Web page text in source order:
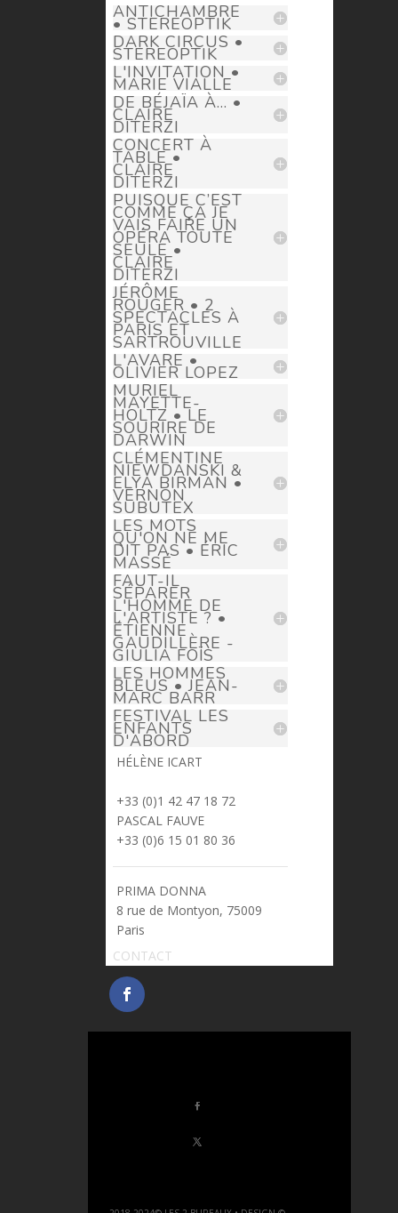
ANTICHAMBRE
• STEREOPTIK
DARK CIRCUS •
STEREOPTIK
L'INVITATION •
MARIE VIALLE
DE BÉJAÏA À... •
CLAIRE
DITERZI
CONCERT À
TABLE •
CLAIRE
DITERZI
PUISQUE C’EST
COMME ÇA JE
VAIS FAIRE UN
OPÉRA TOUTE
SEULE •
CLAIRE
DITERZI
JÉRÔME
ROUGER • 2
SPECTACLES À
PARIS ET
SARTROUVILLE
L'AVARE •
OLIVIER LOPEZ
MURIEL
MAYETTE-
HOLTZ • LE
SOURIRE DE
DARWIN
CLÉMENTINE
NIEWDANSKI &
ELYA BIRMAN •
VERNON
SUBUTEX
LES MOTS
QU'ON NE ME
DIT PAS • ÉRIC
MASSÉ
FAUT-IL
SÉPARER
L'HOMME DE
L'ARTISTE ? •
ÉTIENNE
GAUDILLÈRE -
GIULIA FOÏS
LES HOMMES
BLEUS • JEAN-
MARC BARR
FESTIVAL LES
ENFANTS
D'ABORD
HÉLÈNE ICART
> helene.icart@prima-donna.fr
+33 (0)1 42 47 18 72
PASCAL FAUVE
> pascal.fauve@prima-donna.fr
+33 (0)6 15 01 80 36
PRIMA DONNA
8 rue de Montyon, 75009
Paris
CONTACT